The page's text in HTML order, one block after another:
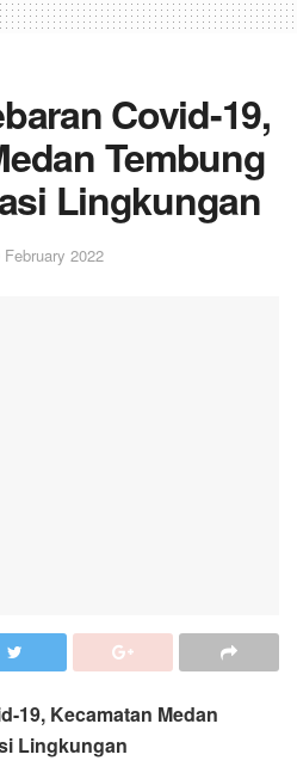
Covid-19,
Tembung
Lingkungan
February 2022
19, Kecamatan Medan
Lingkungan